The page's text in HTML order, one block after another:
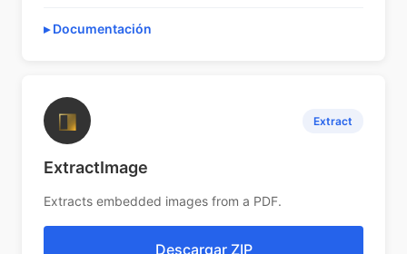
Documentación
◨ Extract
ExtractImage
Extracts embedded images from a PDF.
Descargar ZIP